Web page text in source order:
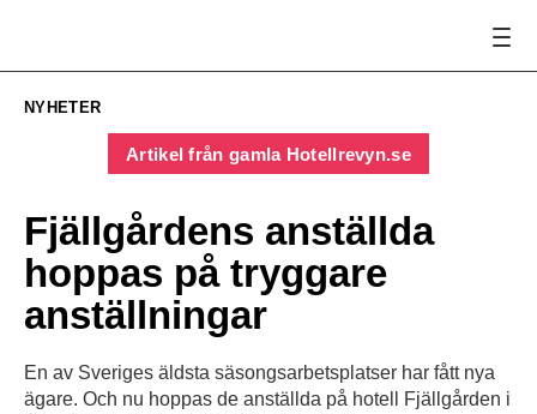
NYHETER
Artikel från gamla Hotellrevyn.se
Fjällgårdens anställda
hoppas på tryggare
anställningar
En av Sveriges äldsta säsongsarbetsplatser har fått nya
ägare. Och nu hoppas de anställda på hotell Fjällgården i